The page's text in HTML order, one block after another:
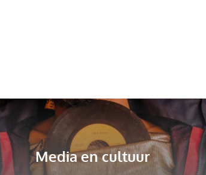
Media en cultuur